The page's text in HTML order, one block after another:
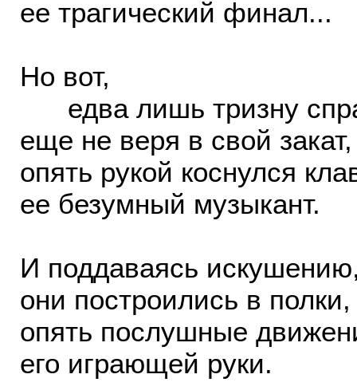
ее трагический финал...
Но вот,
едва лишь тризну
еще не веря в свой закат,
опять рукой коснулся
ее безумный музыкант.
И поддаваясь
они построились в полки,
опять послушные
его играющей руки.